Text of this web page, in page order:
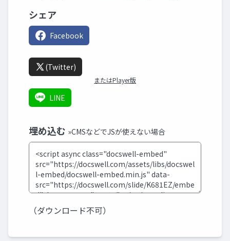
シェア
Facebook
(Twitter)
またはPlayer版
LINE
埋め込む »CMSなどでJSが使えない場合
（ダウンロード不可）